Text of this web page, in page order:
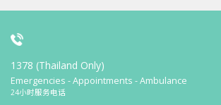
1378 (Thailand Only)
Emergencies - Appointments - Ambulance
24小时服务电话